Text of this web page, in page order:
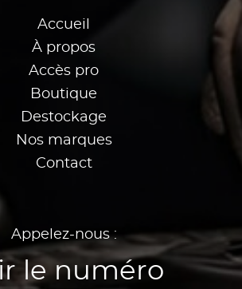
Accueil
À propos
Accès pro
Boutique
Destockage
Nos marques
Contact
Appelez-nous :
le numéro